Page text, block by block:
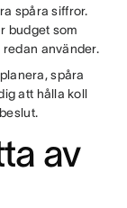
spåra siffror.
budget som
använder.
spåra
att hålla koll
av